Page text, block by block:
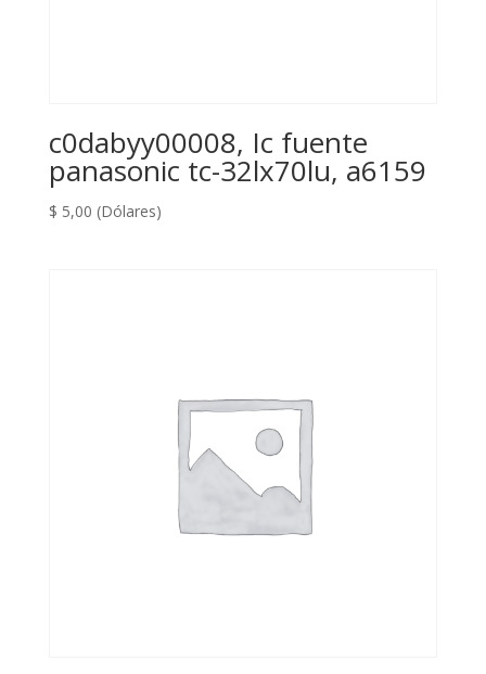
c0dabyy00008, Ic fuente
panasonic tc-32lx70lu, a6159
$ 5,00 (Dólares)